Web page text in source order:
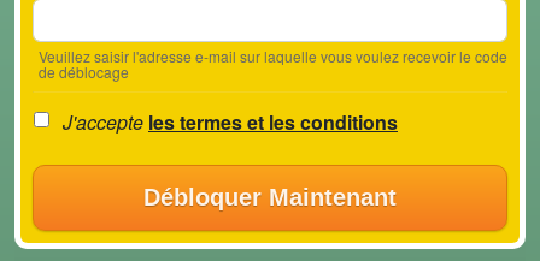
Veuillez saisir l'adresse e-mail sur laquelle vous voulez recevoir le code
de déblocage
J'accepte les termes et les conditions
Débloquer Maintenant